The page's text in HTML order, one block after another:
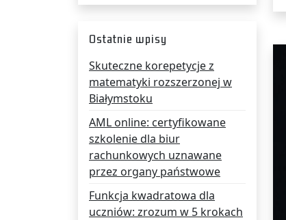
Ostatnie wpisy
Skuteczne korepetycje z
matematyki rozszerzonej w
Białymstoku
AML online: certyfikowane
szkolenie dla biur
rachunkowych uznawane
przez organy państwowe
Funkcja kwadratowa dla
uczniów: zrozum w 5 krokach